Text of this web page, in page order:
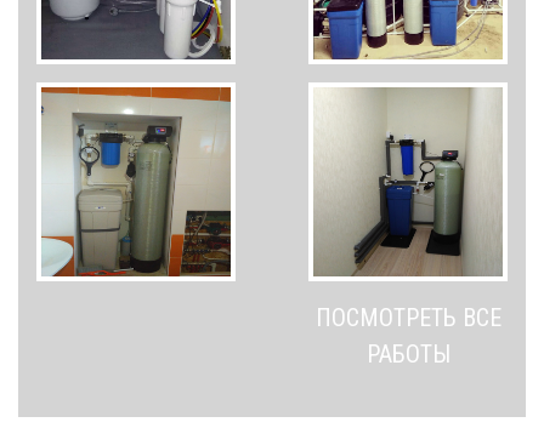
ПОСМОТРЕТЬ ВСЕ
РАБОТЫ